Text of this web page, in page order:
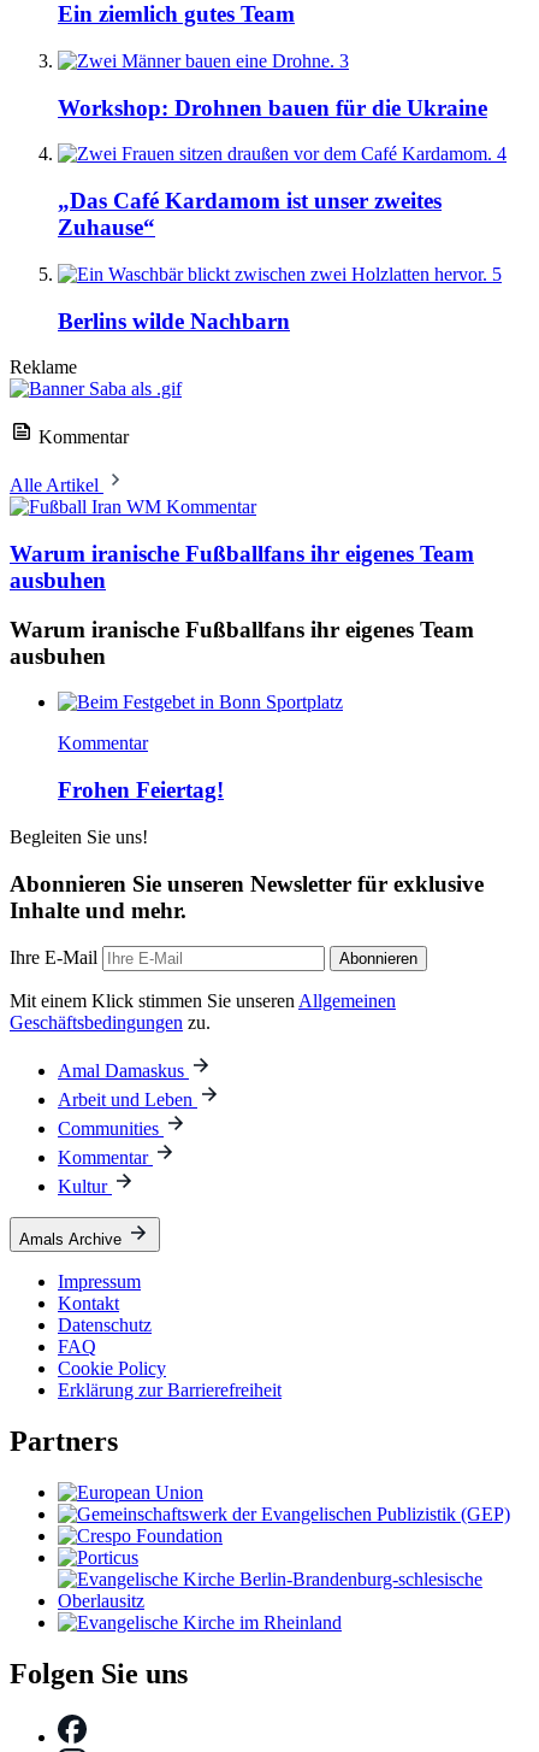
Ein ziemlich gutes Team
3
Workshop: Drohnen bauen für die Ukraine
4
„Das Café Kardamom ist unser zweites
Zuhause“
5
Berlins wilde Nachbarn
Reklame
Kommentar
Alle Artikel
Kommentar
Warum iranische Fußballfans ihr eigenes Team
ausbuhen
Warum iranische Fußballfans ihr eigenes Team
ausbuhen
Kommentar
Frohen Feiertag!
Begleiten Sie uns!
Abonnieren Sie unseren Newsletter für exklusive
Inhalte und mehr.
Ihre E-Mail Abonnieren
Mit einem Klick stimmen Sie unseren Allgemeinen
Geschäftsbedingungen zu.
Amal Damaskus
Arbeit und Leben
Communities
Kommentar
Kultur
Amals Archive
Impressum
Kontakt
Datenschutz
FAQ
Cookie Policy
Erklärung zur Barrierefreiheit
Partners
Folgen Sie uns